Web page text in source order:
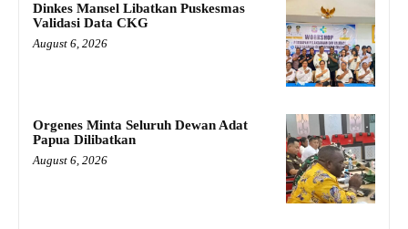
Dinkes Mansel Libatkan Puskesmas
Validasi Data CKG
August 6, 2026
Orgenes Minta Seluruh Dewan Adat
Papua Dilibatkan
August 6, 2026